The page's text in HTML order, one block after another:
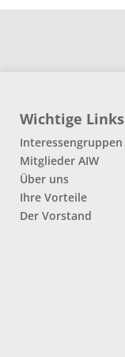
Wichtige Links
Interessengruppen
Mitglieder AIW
Über uns
Ihre Vorteile
Der Vorstand